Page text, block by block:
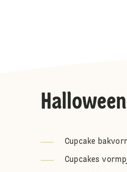
Cupcake
Cupcakes